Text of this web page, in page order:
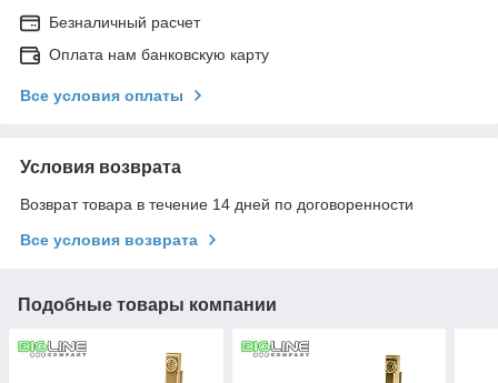
Безналичный расчет
Оплата нам банковскую карту
Все условия оплаты
Условия возврата
Возврат товара в течение 14 дней по договоренности
Все условия возврата
Подобные товары компании